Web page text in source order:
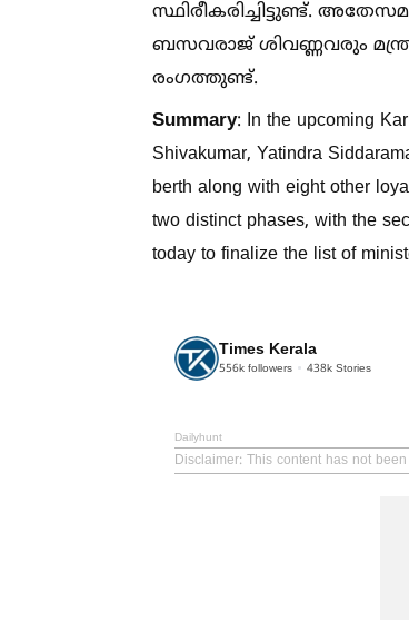
സ്ഥിരീകരിച്ചിട്ടുണ്ട്.
ബസവരാജ് ശിവണ്ണവരും
രംഗത്തുണ്ട്.
Summary: In the upcoming
Shivakumar, Yatindra
berth along with eight other
two distinct phases, with the
today to finalize the list of
Times Kerala
556k followers 438k Stories
Dailyhunt
Disclaimer: This content has not